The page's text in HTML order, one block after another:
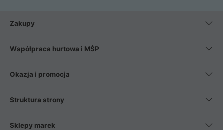
Zakupy
Współpraca hurtowa i MŚP
Okazja i promocja
Struktura strony
Sklepy marek